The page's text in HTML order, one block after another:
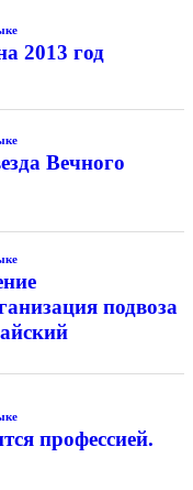
2013 год
Вечного
подвоза
профессией.